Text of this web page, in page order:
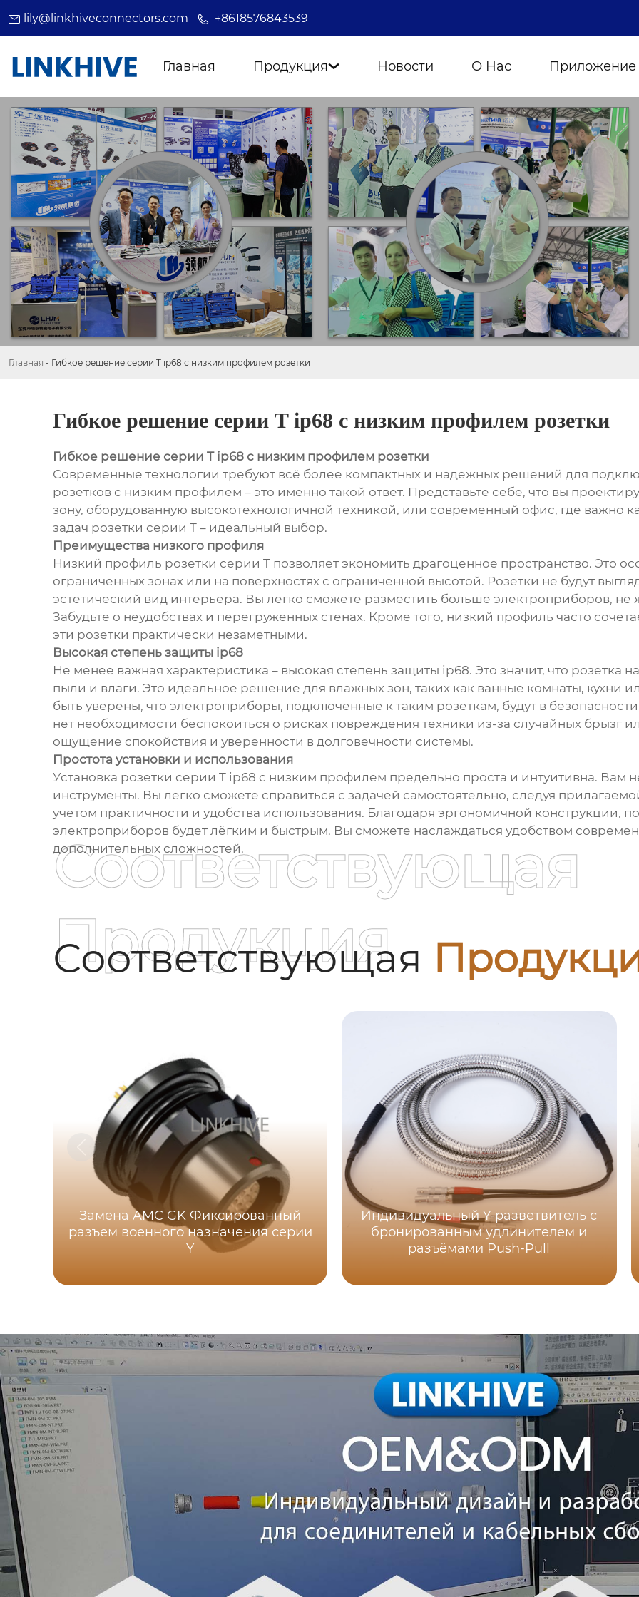
lily@linkhiveconnectors.com +8618576843539
Главная Продукция Новости О Нас Приложение
Главная - Гибкое решение серии T ip68 с низким профилем розетки
Гибкое решение серии T ip68 с низким профилем розетки
Гибкое решение серии T ip68 с низким профилем розетки
Современные технологии требуют всё более компактных и надежных решений для
розетков с низким профилем – это именно такой ответ. Представьте себе, что вы
зону, оборудованную высокотехнологичной техникой, или современный офис, где важно
задач розетки серии T – идеальный выбор.
Преимущества низкого профиля
Низкий профиль розетки серии T позволяет экономить драгоценное пространство. Это
ограниченных зонах или на поверхностях с ограниченной высотой. Розетки не будут
эстетический вид интерьера. Вы легко сможете разместить больше электроприборов,
Забудьте о неудобствах и перегруженных стенах. Кроме того, низкий профиль часто
эти розетки практически незаметными.
Высокая степень защиты ip68
Не менее важная характеристика – высокая степень защиты ip68. Это значит, что
пыли и влаги. Это идеальное решение для влажных зон, таких как ванные комнаты, кухни
быть уверены, что электроприборы, подключенные к таким розеткам, будут в
нет необходимости беспокоиться о рисках повреждения техники из-за случайных брызг
ощущение спокойствия и уверенности в долговечности системы.
Простота установки и использования
Установка розетки серии T ip68 с низким профилем предельно проста и интуитивна. Вам
инструменты. Вы легко сможете справиться с задачей самостоятельно, следуя
учетом практичности и удобства использования. Благодаря эргономичной конструкции,
электроприборов будет лёгким и быстрым. Вы сможете наслаждаться удобством
дополнительных сложностей.
Соответствующая
Соответствующая
Продукция
Замена AMC GK Фиксированный
разъем военного назначения серии
Y
Индивидуальный Y-разветвитель с
бронированным удлинителем и
разъёмами Push-Pull